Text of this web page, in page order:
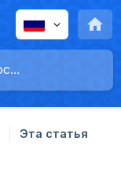
Эта статья